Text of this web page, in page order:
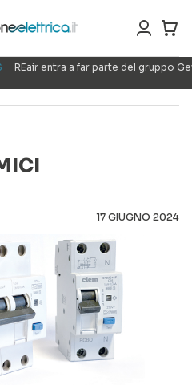
REair entra a far parte del gruppo
17 GIUGNO 2024